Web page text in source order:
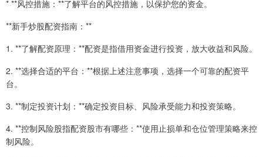
* **风控措施：**了解平台的风控措施，以保护您的资金。
**新手炒股配资指南：**
1. **了解配资原理：**配资是指借用资金进行投资，放大收益和风险。
2. **选择合适的平台：**根据上述注意事项，选择一个可靠的配资平
台。
3. **制定投资计划：**确定投资目标、风险承受能力和投资策略。
4. **控制风险股指配资股市有哪些：**使用止损单和仓位管理策略来控
制风险。